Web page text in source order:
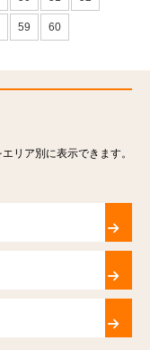
59 60
リア別に表示できます。